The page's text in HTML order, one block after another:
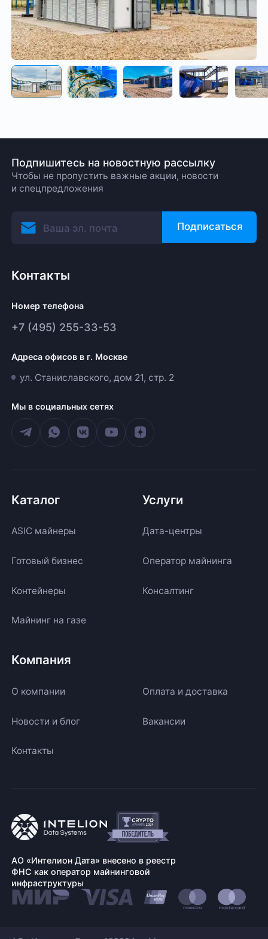
Подпишитесь на новостную рассылку
Чтобы не пропустить важные акции, новости
и спецпредложения
Подписаться
Контакты
Номер телефона
+7 (495) 255-33-53
Адреса офисов в г. Москве
ул. Станиславского, дом 21, стр. 2
Мы в социальных сетях
Каталог
ASIC майнеры
Готовый бизнес
Контейнеры
Майнинг на газе
Услуги
Дата-центры
Оператор майнинга
Консалтинг
Компания
О компании Оплата и доставка
Новости и блог Вакансии
Контакты
АО «Интелион Дата» внесено в реестр
ФНС как оператор майнинговой
инфраструктуры